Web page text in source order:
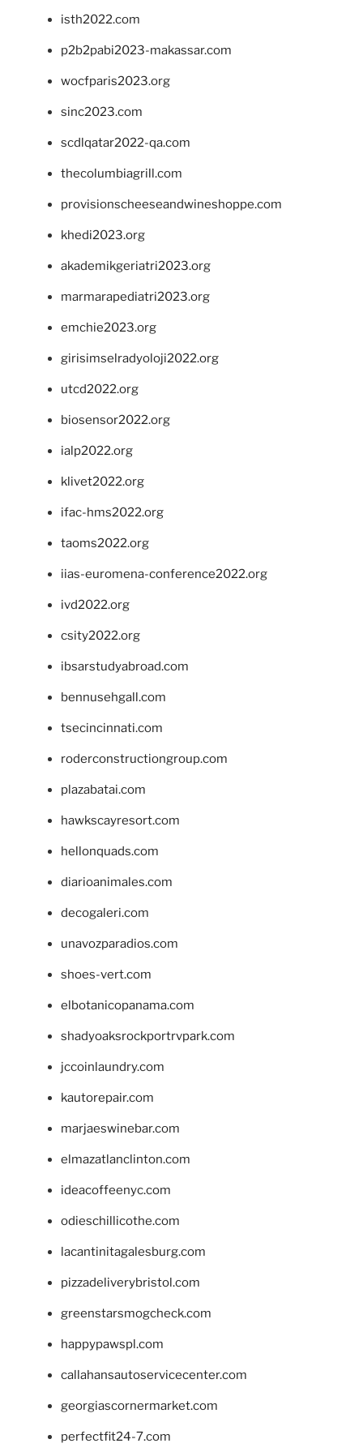
isth2022.com
p2b2pabi2023-makassar.com
wocfparis2023.org
sinc2023.com
scdlqatar2022-qa.com
thecolumbiagrill.com
provisionscheeseandwineshoppe.com
khedi2023.org
akademikgeriatri2023.org
marmarapediatri2023.org
emchie2023.org
girisimselradyoloji2022.org
utcd2022.org
biosensor2022.org
ialp2022.org
klivet2022.org
ifac-hms2022.org
taoms2022.org
iias-euromena-conference2022.org
ivd2022.org
csity2022.org
ibsarstudyabroad.com
bennusehgall.com
tsecincinnati.com
roderconstructiongroup.com
plazabatai.com
hawkscayresort.com
hellonquads.com
diarioanimales.com
decogaleri.com
unavozparadios.com
shoes-vert.com
elbotanicopanama.com
shadyoaksrockportrvpark.com
jccoinlaundry.com
kautorepair.com
marjaeswinebar.com
elmazatlanclinton.com
ideacoffeenyc.com
odieschillicothe.com
lacantinitagalesburg.com
pizzadeliverybristol.com
greenstarsmogcheck.com
happypawspl.com
callahansautoservicecenter.com
georgiascornermarket.com
perfectfit24-7.com